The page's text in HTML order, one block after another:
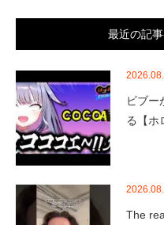
最近の記
ビブー
る【ホ
The